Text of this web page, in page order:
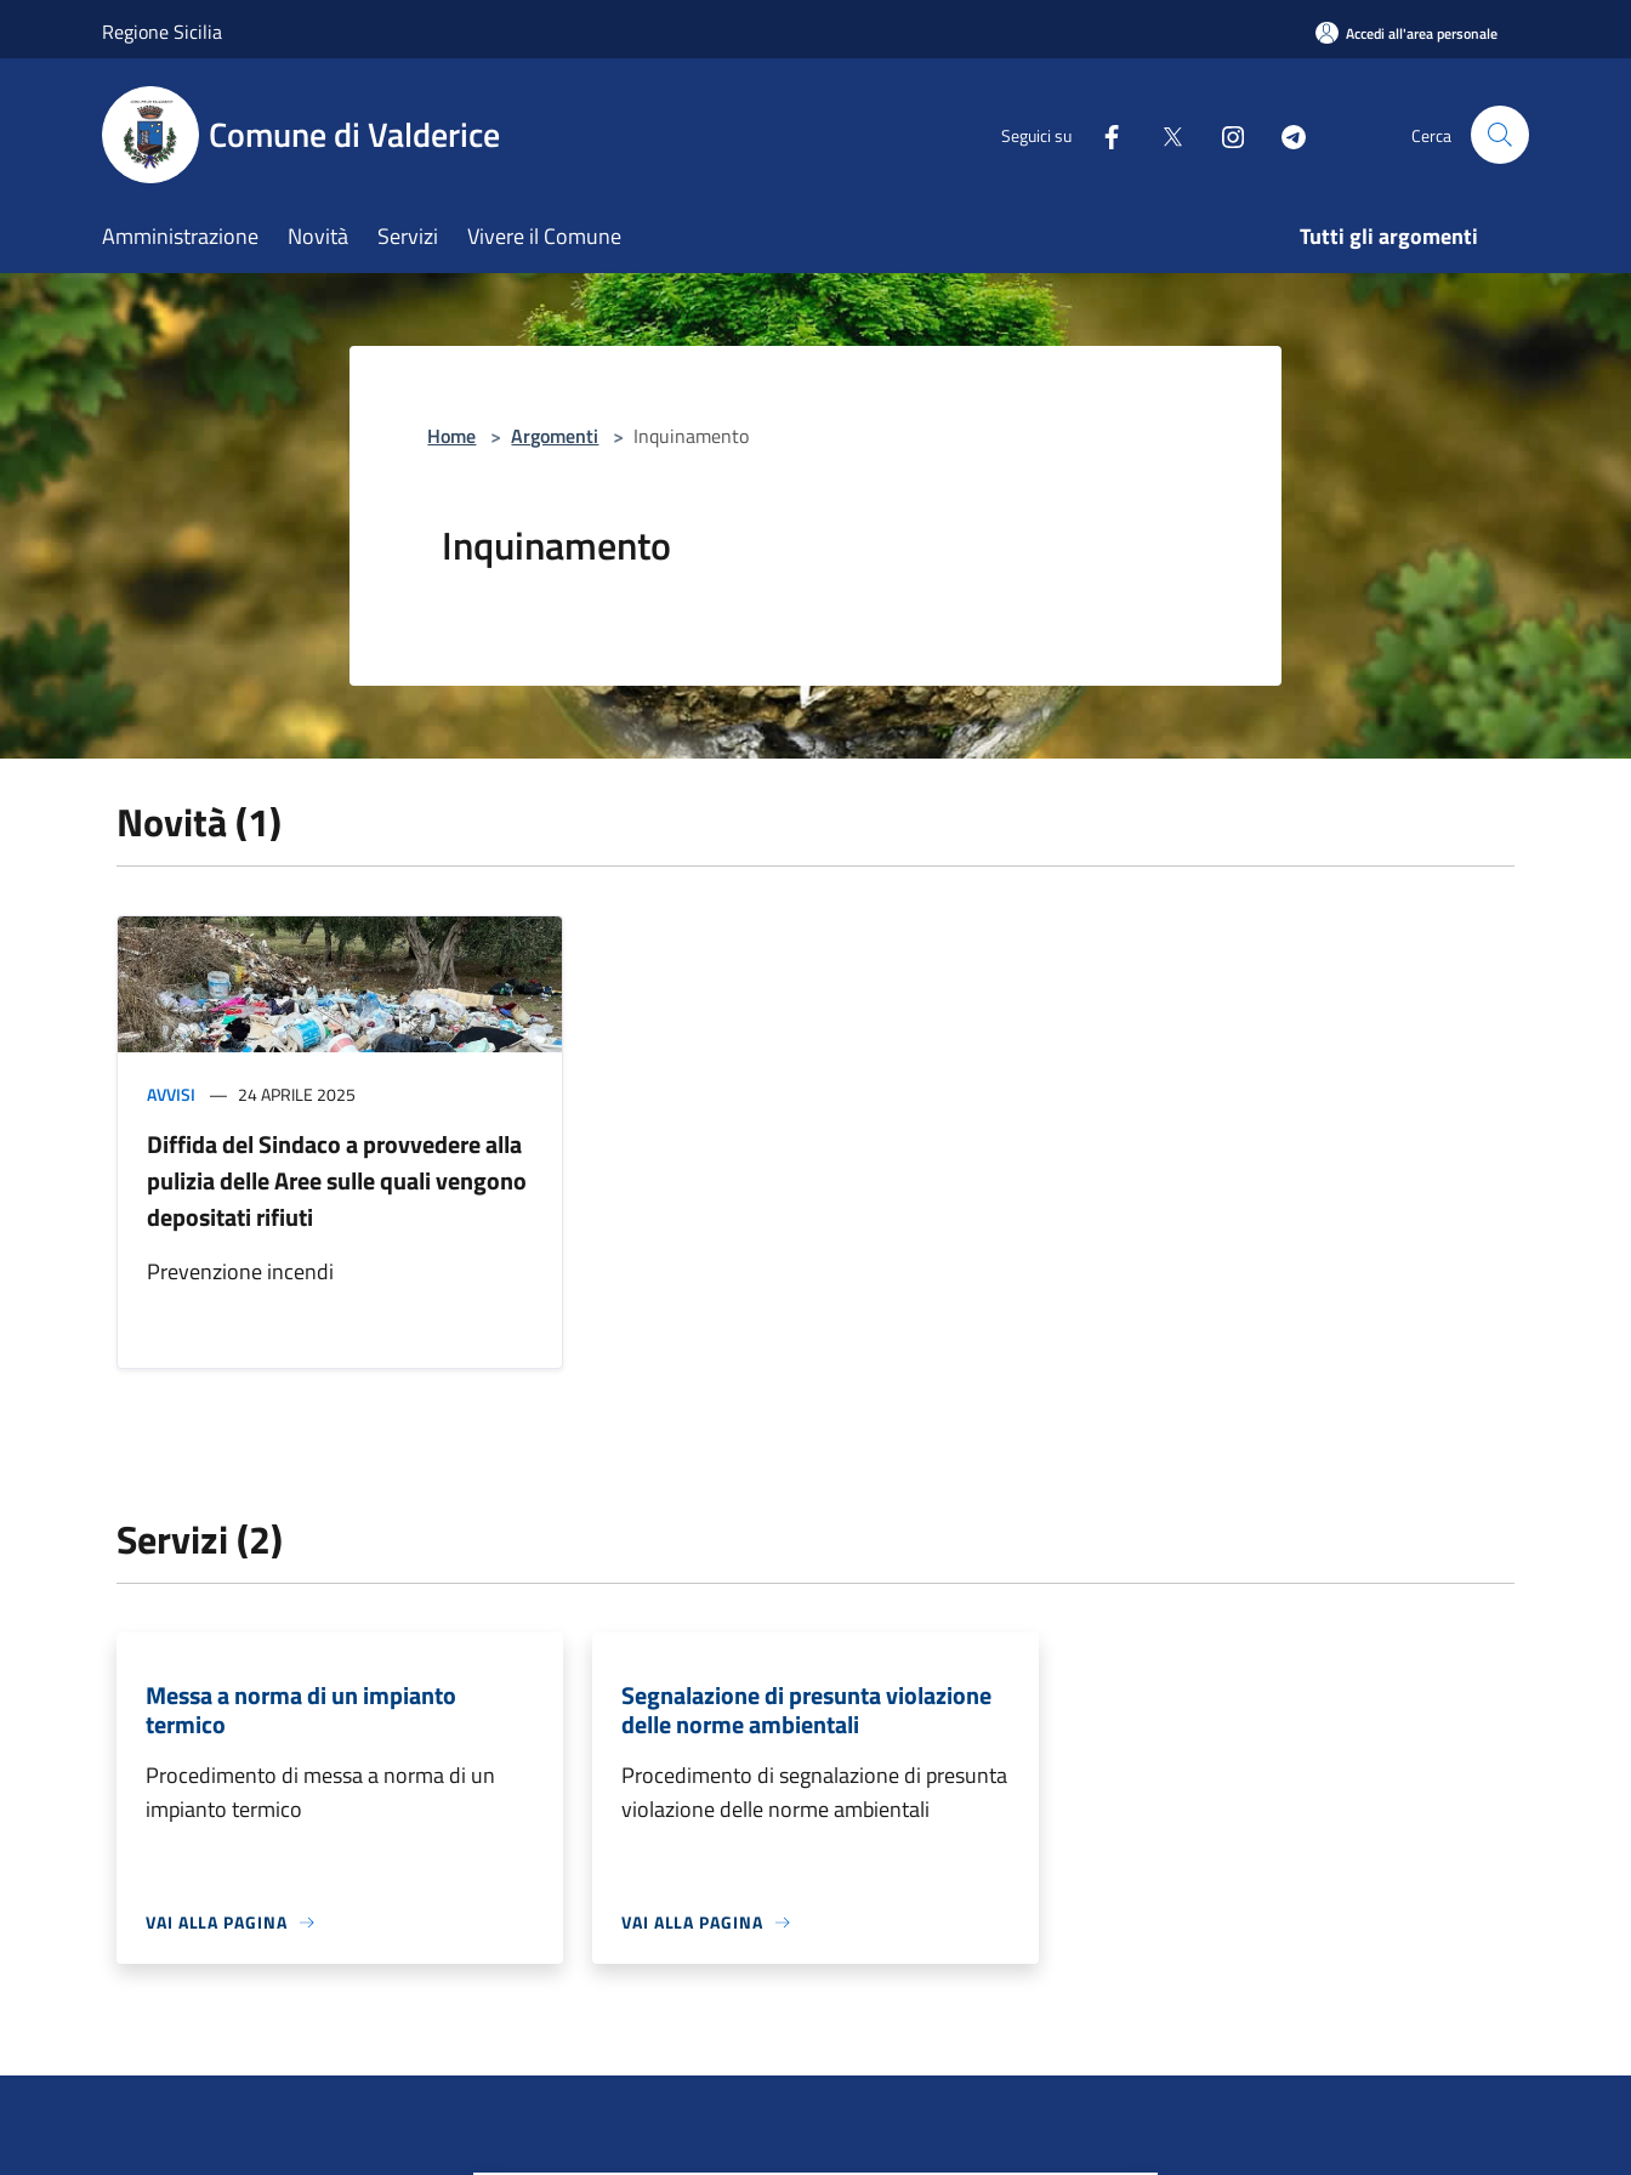
Regione Sicilia Accedi all'area personale
Comune di Valderice Seguici su Cerca
Amministrazione Novità Servizi Vivere il Comune Tutti gli argomenti
Home > Argomenti > Inquinamento
Inquinamento
Novità (1)
AVVISI 24 APRILE 2025
Diffida del Sindaco a provvedere alla
pulizia delle Aree sulle quali vengono
depositati rifiuti
Prevenzione incendi
Servizi (2)
Messa a norma di un impianto
termico
Procedimento di messa a norma di un
impianto termico
VAI ALLA PAGINA
Segnalazione di presunta violazione
delle norme ambientali
Procedimento di segnalazione di presunta
violazione delle norme ambientali
VAI ALLA PAGINA